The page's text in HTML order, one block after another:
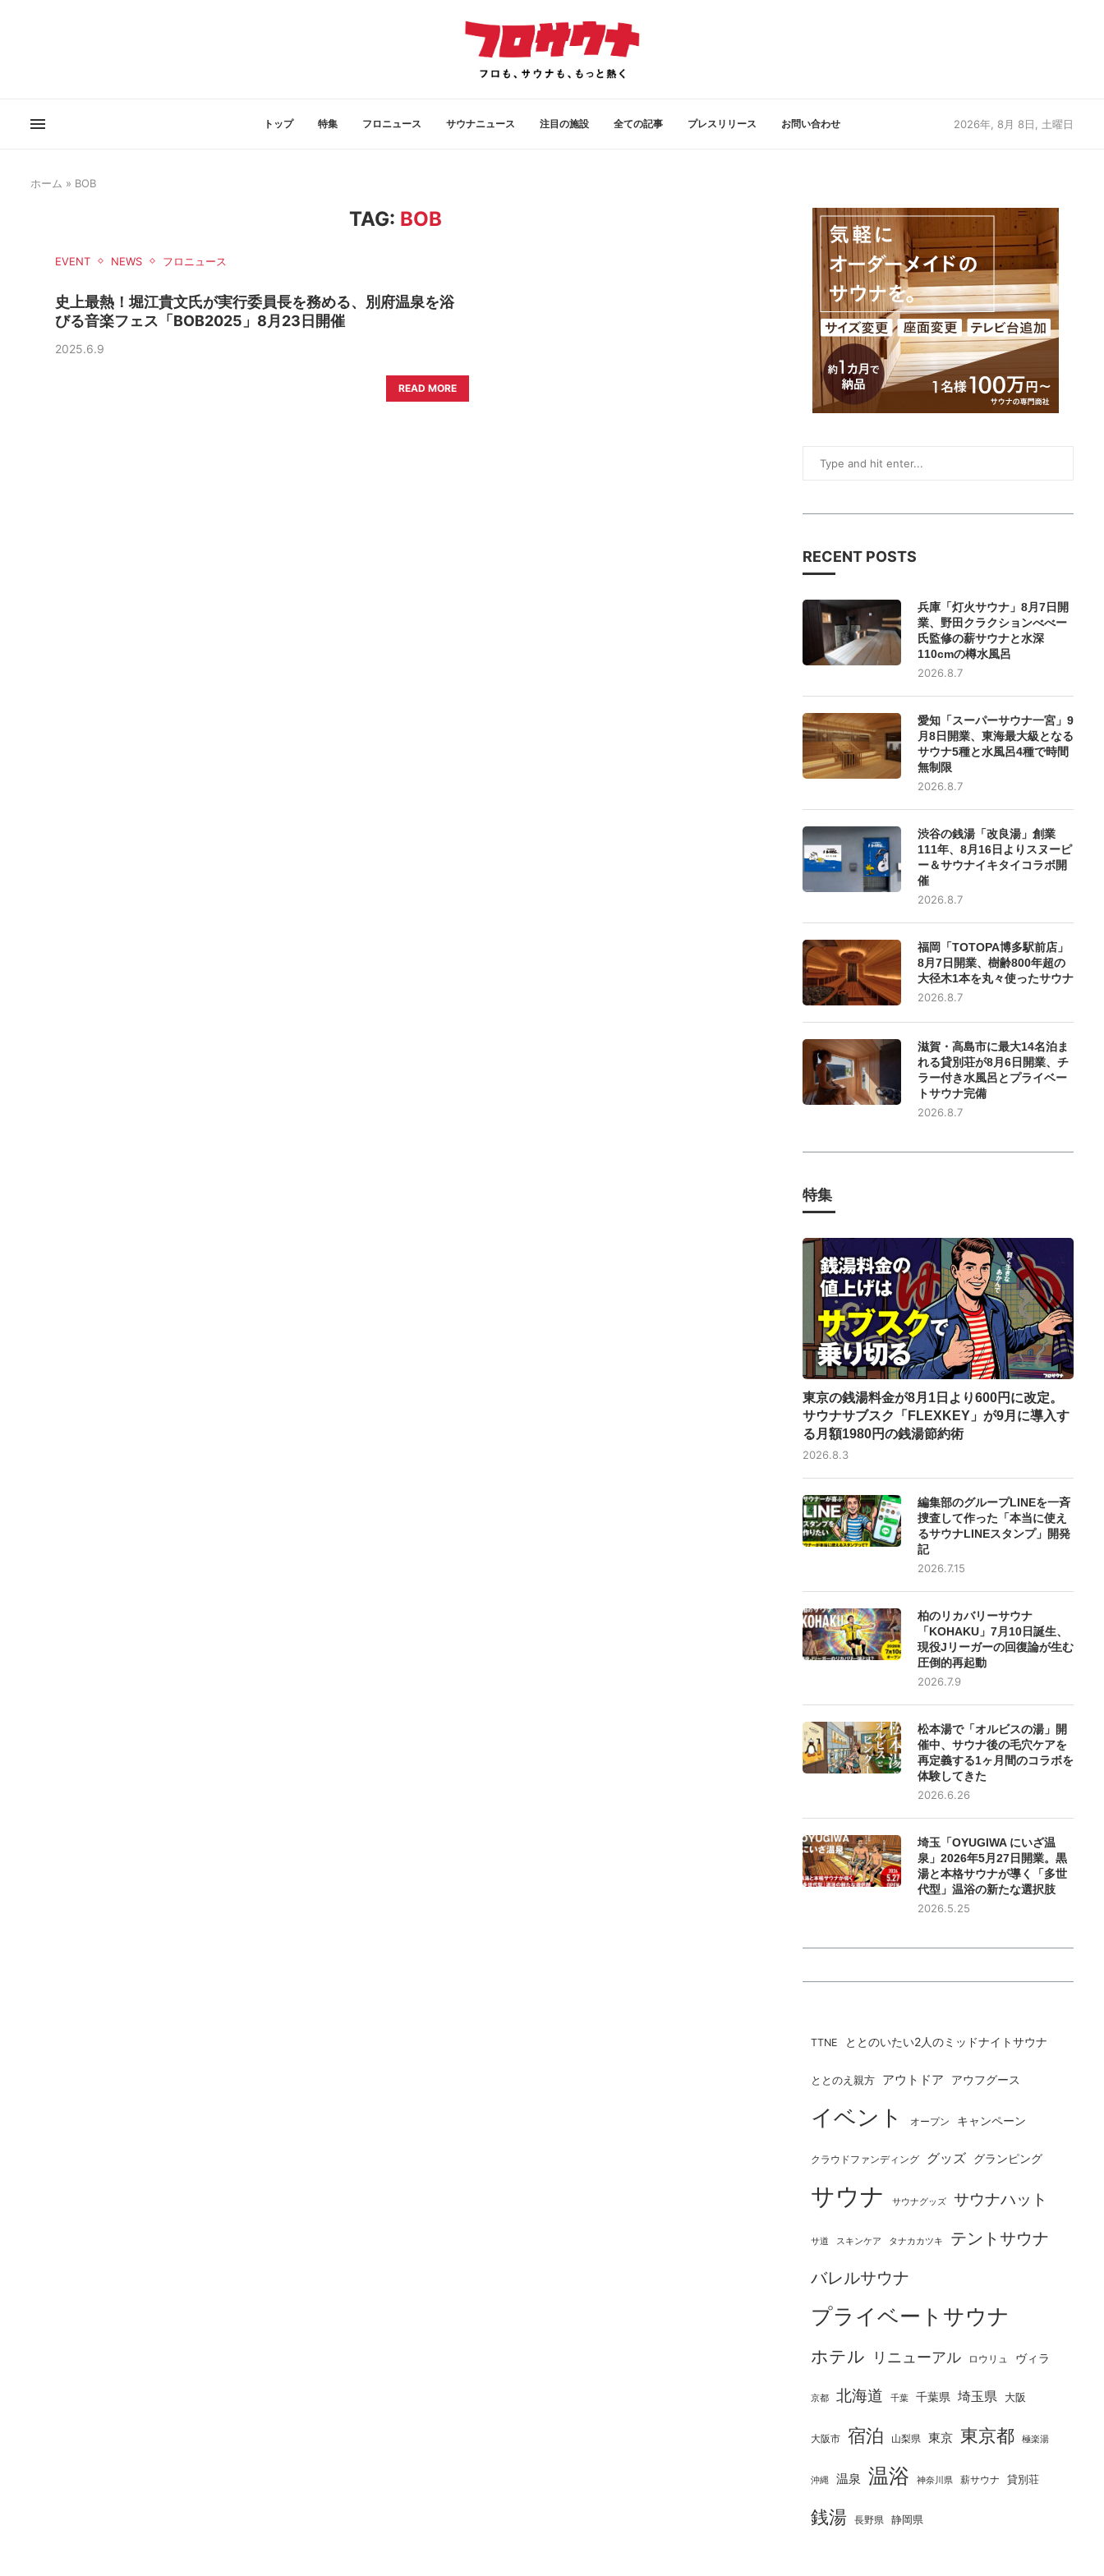
トップ 特集 フロニュース サウナニュース 注目の施設 全ての記事 プレスリリース お問い合わせ 2026年, 8月 8日, 土曜日
ホーム » BOB
TAG: BOB
EVENT NEWS フロニュース
史上最熱！堀江貴文氏が実行委員長を務める、別府温泉を浴
びる音楽フェス「BOB2025」8月23日開催
2025.6.9
READ MORE
RECENT POSTS
兵庫「灯火サウナ」8月7日開
業、野田クラクションべべー
氏監修の薪サウナと水深
110cmの樽水風呂
2026.8.7
愛知「スーパーサウナ一宮」9
月8日開業、東海最大級となる
サウナ5種と水風呂4種で時間
無制限
2026.8.7
渋谷の銭湯「改良湯」創業
111年、8月16日よりスヌーピ
ー＆サウナイキタイコラボ開
催
2026.8.7
福岡「TOTOPA博多駅前店」
8月7日開業、樹齢800年超の
大径木1本を丸々使ったサウナ
2026.8.7
滋賀・高島市に最大14名泊ま
れる貸別荘が8月6日開業、チ
ラー付き水風呂とプライベー
トサウナ完備
2026.8.7
特集
東京の銭湯料金が8月1日より600円に改定。
サウナサブスク「FLEXKEY」が9月に導入す
る月額1980円の銭湯節約術
2026.8.3
編集部のグループLINEを一斉
捜査して作った「本当に使え
るサウナLINEスタンプ」開発
記
2026.7.15
柏のリカバリーサウナ
「KOHAKU」7月10日誕生、
現役Jリーガーの回復論が生む
圧倒的再起動
2026.7.9
松本湯で「オルビスの湯」開
催中、サウナ後の毛穴ケアを
再定義する1ヶ月間のコラボを
体験してきた
2026.6.26
埼玉「OYUGIWA にいざ温
泉」2026年5月27日開業。黒
湯と本格サウナが導く「多世
代型」温浴の新たな選択肢
2026.5.25
TTNE ととのいたい2人のミッドナイトサウナ
ととのえ親方 アウトドア アウフグース
イベント オープン キャンペーン
クラウドファンディング グッズ グランピング
サウナ サウナグッズ サウナハット
サ道 スキンケア タナカカツキ
テントサウナ
バレルサウナ
プライベートサウナ
ホテル リニューアル ロウリュ ヴィラ
京都 北海道 千葉 千葉県 埼玉県 大阪
大阪市 宿泊 山梨県 東京 東京都 極楽湯
沖縄 温泉 温浴 神奈川県 薪サウナ 貸別荘
銭湯 長野県 静岡県